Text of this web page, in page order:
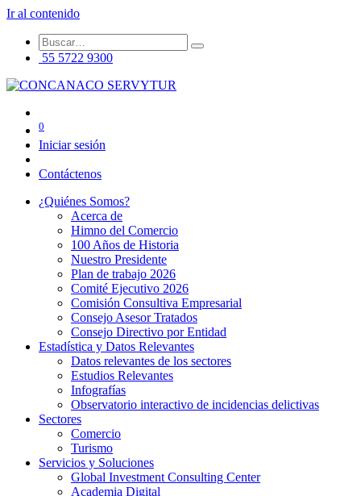
Ir al contenido
55 5722 9300
0
Iniciar sesión
Contáctenos
¿Quiénes Somos?
Acerca de
Himno del Comercio
100 Años de Historia
Nuestro Presidente
Plan de trabajo 2026
Comité Ejecutivo 2026
Comisión Consultiva Empresarial
Consejo Asesor Tratados
Consejo Directivo por Entidad
Estadística y Datos Relevantes
Datos relevantes de los sectores
Estudios Relevantes
Infografías
Observatorio interactivo de incidencias delictivas
Sectores
Comercio
Turismo
Servicios y Soluciones
Global Investment Consulting Center
Academia Digital